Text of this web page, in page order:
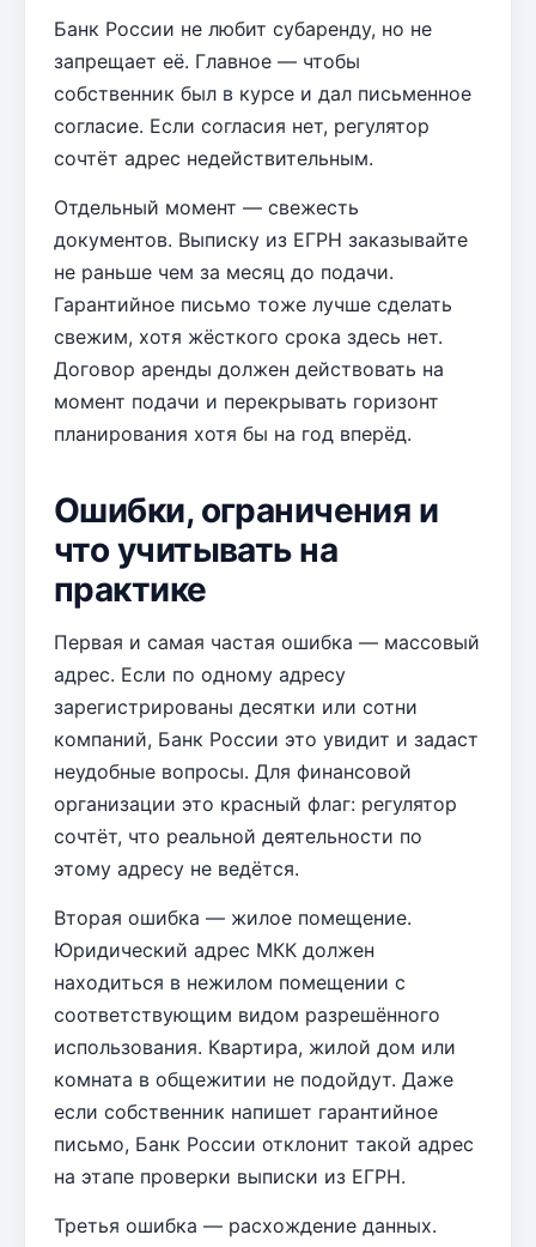
Банк России не любит субаренду, но не
запрещает её. Главное — чтобы
собственник был в курсе и дал письменное
согласие. Если согласия нет, регулятор
сочтёт адрес недействительным.
Отдельный момент — свежесть
документов. Выписку из ЕГРН заказывайте
не раньше чем за месяц до подачи.
Гарантийное письмо тоже лучше сделать
свежим, хотя жёсткого срока здесь нет.
Договор аренды должен действовать на
момент подачи и перекрывать горизонт
планирования хотя бы на год вперёд.
Ошибки, ограничения и
что учитывать на
практике
Первая и самая частая ошибка — массовый
адрес. Если по одному адресу
зарегистрированы десятки или сотни
компаний, Банк России это увидит и задаст
неудобные вопросы. Для финансовой
организации это красный флаг: регулятор
сочтёт, что реальной деятельности по
этому адресу не ведётся.
Вторая ошибка — жилое помещение.
Юридический адрес МКК должен
находиться в нежилом помещении с
соответствующим видом разрешённого
использования. Квартира, жилой дом или
комната в общежитии не подойдут. Даже
если собственник напишет гарантийное
письмо, Банк России отклонит такой адрес
на этапе проверки выписки из ЕГРН.
Третья ошибка — расхождение данных.